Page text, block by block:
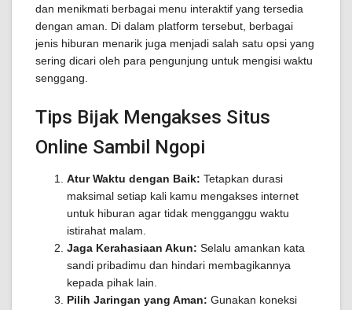
dan menikmati berbagai menu interaktif yang tersedia
dengan aman. Di dalam platform tersebut, berbagai
jenis hiburan menarik juga menjadi salah satu opsi yang
sering dicari oleh para pengunjung untuk mengisi waktu
senggang.
Tips Bijak Mengakses Situs
Online Sambil Ngopi
Atur Waktu dengan Baik: Tetapkan durasi
maksimal setiap kali kamu mengakses internet
untuk hiburan agar tidak mengganggu waktu
istirahat malam.
Jaga Kerahasiaan Akun: Selalu amankan kata
sandi pribadimu dan hindari membagikannya
kepada pihak lain.
Pilih Jaringan yang Aman: Gunakan koneksi